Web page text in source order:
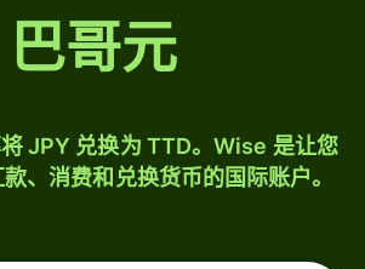
巴哥元
JPY 兑换为 TTD。Wise 是让您
、消费和兑换货币的国际账户。